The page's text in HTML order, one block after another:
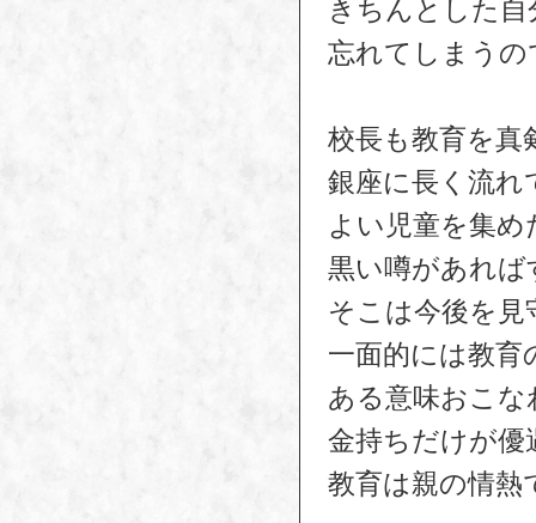
きちんとした
忘れてしまう
校長も教育を真
銀座に長く流れ
よい児童を集
黒い噂があれ
そこは今後を
一面的には教育
ある意味おこ
金持ちだけが
教育は親の情熱